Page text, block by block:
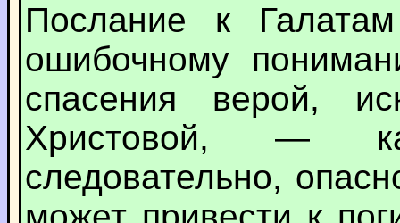
Послание к
ошибочному
спасения верой,
Христовой, —
следовательно,